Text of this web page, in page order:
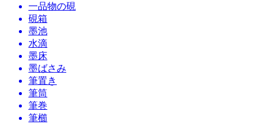
一品物の硯
硯箱
墨池
水滴
墨床
墨ばさみ
筆置き
筆筒
筆巻
筆櫛